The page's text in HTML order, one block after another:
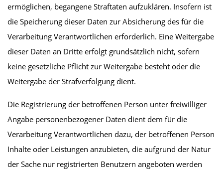
ermöglichen, begangene Straftaten aufzuklären. Insofern ist
die Speicherung dieser Daten zur Absicherung des für die
Verarbeitung Verantwortlichen erforderlich. Eine Weitergabe
dieser Daten an Dritte erfolgt grundsätzlich nicht, sofern
keine gesetzliche Pflicht zur Weitergabe besteht oder die
Weitergabe der Strafverfolgung dient.
Die Registrierung der betroffenen Person unter freiwilliger
Angabe personenbezogener Daten dient dem für die
Verarbeitung Verantwortlichen dazu, der betroffenen Person
Inhalte oder Leistungen anzubieten, die aufgrund der Natur
der Sache nur registrierten Benutzern angeboten werden